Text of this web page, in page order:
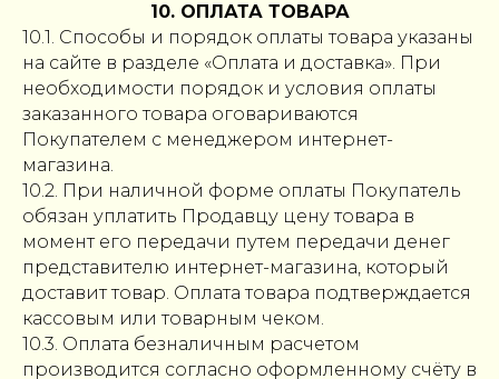
10. ОПЛАТА ТОВАРА
10.1. Способы и порядок оплаты товара указаны
на сайте в разделе «Оплата и доставка». При
необходимости порядок и условия оплаты
заказанного товара оговариваются
Покупателем с менеджером интернет-
магазина.
10.2. При наличной форме оплаты Покупатель
обязан уплатить Продавцу цену товара в
момент его передачи путем передачи денег
представителю интернет-магазина, который
доставит товар. Оплата товара подтверждается
кассовым или товарным чеком.
10.3. Оплата безналичным расчетом
производится согласно оформленному счёту в